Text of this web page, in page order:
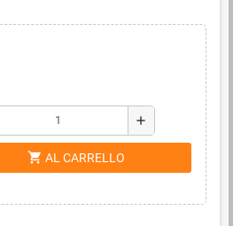
add
shopping_cart AL CARRELLO